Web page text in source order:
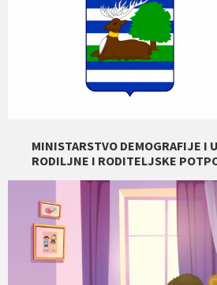
MINISTARSTVO DEMOGRAFIJE I
RODILJNE I RODITELJSKE